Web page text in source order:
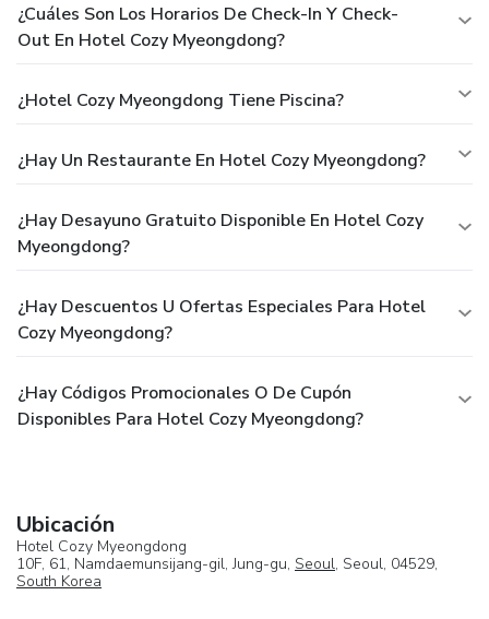
¿Cuáles Son Los Horarios De Check-In Y Check-
Out En Hotel Cozy Myeongdong?
¿Hotel Cozy Myeongdong Tiene Piscina?
¿Hay Un Restaurante En Hotel Cozy Myeongdong?
¿Hay Desayuno Gratuito Disponible En Hotel Cozy
Myeongdong?
¿Hay Descuentos U Ofertas Especiales Para Hotel
Cozy Myeongdong?
¿Hay Códigos Promocionales O De Cupón
Disponibles Para Hotel Cozy Myeongdong?
Ubicación
Hotel Cozy Myeongdong
10F, 61, Namdaemunsijang-gil, Jung-gu, Seoul, Seoul, 04529,
South Korea